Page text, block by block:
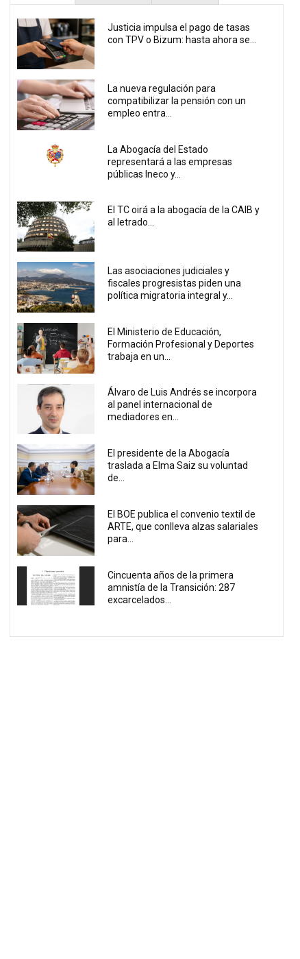
Justicia impulsa el pago de tasas
con TPV o Bizum: hasta ahora se...
La nueva regulación para
compatibilizar la pensión con un
empleo entra...
La Abogacía del Estado
representará a las empresas
públicas Ineco y...
El TC oirá a la abogacía de la CAIB y
al letrado...
Las asociaciones judiciales y
fiscales progresistas piden una
política migratoria integral y...
El Ministerio de Educación,
Formación Profesional y Deportes
trabaja en un...
Álvaro de Luis Andrés se incorpora
al panel internacional de
mediadores en...
El presidente de la Abogacía
traslada a Elma Saiz su voluntad
de...
El BOE publica el convenio textil de
ARTE, que conlleva alzas salariales
para...
Cincuenta años de la primera
amnistía de la Transición: 287
excarcelados...